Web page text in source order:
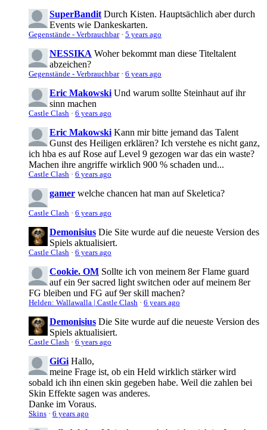
SuperBandit Durch Kisten. Hauptsächlich aber durch
Events wie Dankeskarten.
Gegenstände - Verbrauchbar· 5 years ago
NESSIKA Woher bekommt man diese Titeltalent
abzeichen?
Gegenstände - Verbrauchbar· 6 years ago
Eric Makowski Und warum sollte Steinhaut auf ihr
sinn machen
Castle Clash · 6 years ago
Eric Makowski Kann mir bitte jemand das Talent
Gunst des Heiligen erklären? Ich verstehe es nicht ganz,
ich hba es auf Rose auf Level 9 gezogen war das ein waste?
Machen ihre angriffe wirklich 900 % schaden und...
Castle Clash · 6 years ago
gamer welche chancen hat man auf Skeletica?
Castle Clash · 6 years ago
Demonisius Die Site wurde auf die neueste Version des
Spiels aktualisiert.
Castle Clash · 6 years ago
Cookie. OM Sollte ich von meinem 8er Flame guard
auf ein 9er sacred light switchen oder auf meinem 8er
FG bleiben und FG auf 9er skill machen?
Helden: Wallawalla | Castle Clash · 6 years ago
Demonisius Die Site wurde auf die neueste Version des
Spiels aktualisiert.
Castle Clash · 6 years ago
GiGi Hallo,
meine Frage ist, ob ein Held wirklich stärker wird
sobald ich ihn einen skin gegeben habe. Weil die zahlen bei
Skin Effekte sagen was anderes.
Danke im Voraus.
Skins · 6 years ago